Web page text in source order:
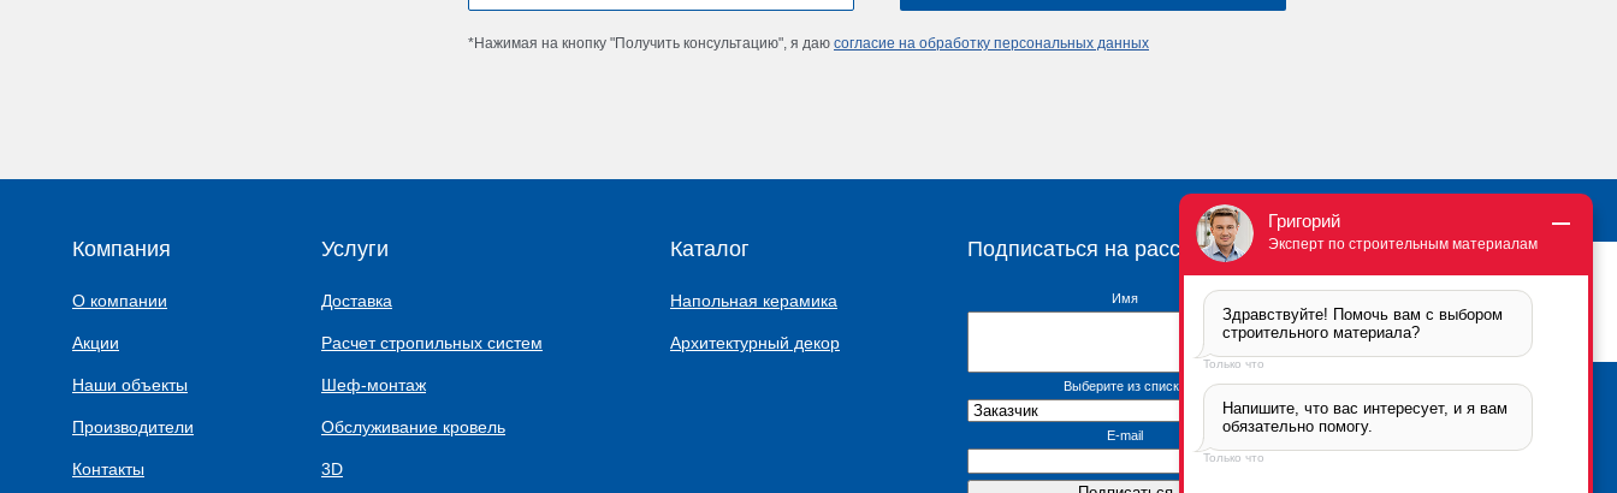
*Нажимая на кнопку "Получить консультацию", я даю согласие на обработку персональных данных
Брикфорд Москва
105005
Бауманская, 6с2
Компания
О компании
Акции
Наши объекты
Производители
Контакты
Услуги
Доставка
Расчет стропильных систем
Шеф-монтаж
Обслуживание кровель
3D
Каталог
Напольная керамика
Архитектурный декор
Подписаться на рассылку
Имя
Выберите из списка
E-mail
Григорий
Эксперт по строительным материалам
Здравствуйте! Помочь вам с выбором
строительного материала?
Только что
Напишите, что вас интересует, и я вам
обязательно помогу.
Только что